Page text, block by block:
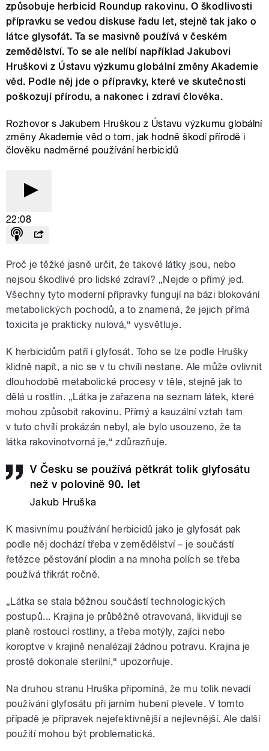
způsobuje herbicid Roundup rakovinu. O škodlivosti
přípravku se vedou diskuse řadu let, stejně tak jako o
látce glysofát. Ta se masivně používá v českém
zemědělství. To se ale nelíbí například Jakubovi
Hruškovi z Ústavu výzkumu globální změny Akademie
věd. Podle něj jde o přípravky, které ve skutečnosti
poškozují přírodu, a nakonec i zdraví člověka.
Rozhovor s Jakubem Hruškou z Ústavu výzkumu globální
změny Akademie věd o tom, jak hodně škodí přírodě i
člověku nadměrné používání herbicidů
22:08
Proč je těžké jasně určit, že takové látky jsou, nebo
nejsou škodlivé pro lidské zdraví? „Nejde o přímý jed.
Všechny tyto moderní přípravky fungují na bázi blokování
metabolických pochodů, a to znamená, že jejich přímá
toxicita je prakticky nulová,“ vysvětluje.
K herbicidům patří i glyfosát. Toho se lze podle Hrušky
klidně napít, a nic se v tu chvíli nestane. Ale může ovlivnit
dlouhodobě metabolické procesy v těle, stejně jak to
dělá u rostlin. „Látka je zařazena na seznam látek, které
mohou způsobit rakovinu. Přímý a kauzální vztah tam
v tuto chvíli prokázán nebyl, ale bylo usouzeno, že ta
látka rakovinotvorná je,“ zdůrazňuje.
V Česku se používá pětkrát tolik glyfosátu
než v polovině 90. let
Jakub Hruška
K masivnímu používání herbicidů jako je glyfosát pak
podle něj dochází třeba v zemědělství – je součástí
řetězce pěstování plodin a na mnoha polích se třeba
používá třikrát ročně.
„Látka se stala běžnou součástí technologických
postupů... Krajina je průběžně otravovaná, likvidují se
planě rostoucí rostliny, a třeba motýly, zajíci nebo
koroptve v krajině nenalézají žádnou potravu. Krajina je
prostě dokonale sterilní,“ upozorňuje.
Na druhou stranu Hruška připomíná, že mu tolik nevadí
používání glyfosátu při jarním hubení plevele. V tomto
případě je přípravek nejefektivnější a nejlevnější. Ale další
použití mohou být problematická.